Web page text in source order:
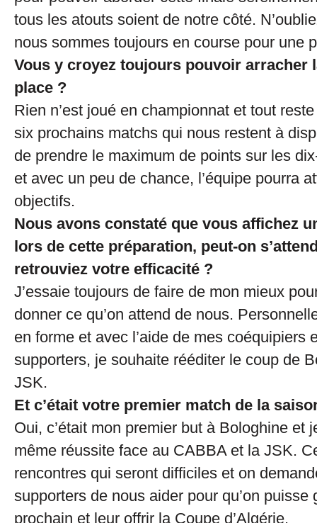
tous les atouts soient de notre côté.
nous sommes toujours en course pour une
Vous y croyez toujours pouvoir arracher
place ?
Rien n’est joué en championnat et tout
six prochains matchs qui nous restent à
de prendre le maximum de points sur les
et avec un peu de chance, l’équipe pourra
objectifs.
Nous avons constaté que vous affichez
lors de cette préparation, peut-on
retrouviez votre efficacité ?
J’essaie toujours de faire de mon mieux
donner ce qu’on attend de nous.
en forme et avec l’aide de mes coéquipiers
supporters, je souhaite rééditer le coup de
JSK.
Et c’était votre premier match de la
Oui, c’était mon premier but à Bologhine et
même réussite face au CABBA et la JSK.
rencontres qui seront difficiles et on
supporters de nous aider pour qu’on puisse
prochain et leur offrir la Coupe d’Algérie.